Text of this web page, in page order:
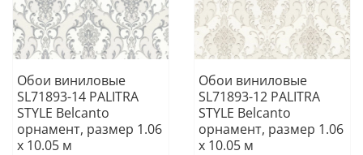
Обои виниловые
SL71893-14 PALITRA
STYLE Belcanto
орнамент, размер 1.06
х 10.05 м
Обои виниловые
SL71893-12 PALITRA
STYLE Belcanto
орнамент, размер 1.06
х 10.05 м